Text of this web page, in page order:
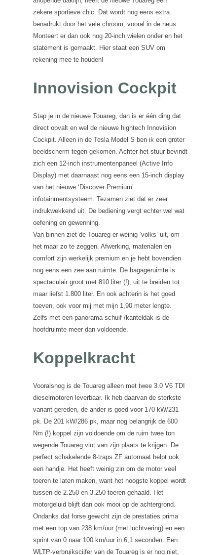
zekere sportieve chic. Dat wordt nog eens extra
benadrukt door het vele chroom, vooral in de neus.
Monteert er dan ook nog 20-inch wielen onder en het
statement is gemaakt. Hier staat een SUV om
rekening mee te houden!
Innovision Cockpit
Stap je in de nieuwe Touareg, dan is er één ding dat
direct opvalt en wel de nieuwe hightech Innovision
Cockpit. Alleen in de Tesla Model S ben ik een groter
beeldscherm tegen gekomen. Achter het stuur bevindt
zich een 12-inch instrumentenpaneel (Active Info
Display) met daarnaast nog eens een 15-inch display
van het nieuwe ‘Discover Premium’
infotainmentsysteem. Tezamen ziet dat er zeer
indrukwekkend uit. De bediening vergt echter wel wat
oefening en gewenning.
Van binnen ziet de Touareg er weinig ‘volks’ uit, om
het maar zo te zeggen. Afwerking, materialen en
comfort zijn werkelijk premium en je hebt bovendien
nog eens een zee aan ruimte. De bagageruimte is
spectaculair groot met 810 liter (!), uit te breiden tot
maar liefst 1.800 liter. En ook achterin is het goed
toeven, ook voor mij met mijn 1,90 meter lengte.
Zelfs met een panorama schuif-/kanteldak is de
hoofdruimte meer dan voldoende.
Koppelkracht
Vooralsnog is de Touareg alleen met twee 3.0 V6 TDI
dieselmotoren leverbaar. Ik heb daarvan de sterkste
variant gereden, de ander is goed voor 170 kW/231
pk. De 201 kW/286 pk, maar nog belangrijk de 600
Nm (!) koppel zijn voldoende om de ruim twee ton
wegende Touareg vlot van zijn plaats te krijgen. De
perfect schakelende 8-traps ZF automaat helpt ook
een handje. Het heeft weinig zin om de motor veel
toeren te laten maken, want het hoogste koppel wordt
tussen de 2.250 en 3.250 toeren gehaald. Het
motorgeluid blijft dan ook mooi op de achtergrond.
Ondanks dat forse gewicht zijn de prestaties prima
met een top van 238 km/uur (met luchtvering) en een
sprint van 0 naar 100 km/uur in 6,1 seconden. Een
WLTP-verbruikscijfer van de Touareg is er nog niet,